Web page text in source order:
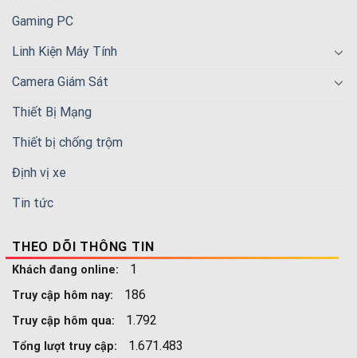
Gaming PC
Linh Kiện Máy Tính
Camera Giám Sát
Thiết Bị Mạng
Thiết bị chống trộm
Định vị xe
Tin tức
THEO DÕI THÔNG TIN
Khách đang online: 1
Truy cập hôm nay: 186
Truy cập hôm qua: 1.792
Tổng lượt truy cập: 1.671.483